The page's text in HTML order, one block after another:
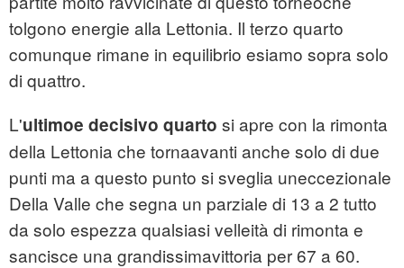
tolgono energie alla Lettonia. Il terzo quarto
comunque rimane in equilibrio esiamo sopra solo
di quattro.
L'ultimoe decisivo quarto si apre con la rimonta
della Lettonia che tornaavanti anche solo di due
punti ma a questo punto si sveglia uneccezionale
Della Valle che segna un parziale di 13 a 2 tutto
da solo espezza qualsiasi velleità di rimonta e
sancisce una grandissimavittoria per 67 a 60.